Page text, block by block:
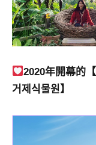
窟
泰
國
遊
作
2020年開幕的
거제식물원】